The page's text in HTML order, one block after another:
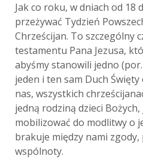
Jak co roku, w dniach od 18
przeżywać Tydzień
Chrześcijan. To szczególny
testamentu Pana Jezusa,
abyśmy stanowili jedno (por.
jeden i ten sam Duch
nas, wszystkich
jedną rodziną dzieci
mobilizować do modlitwy o
brakuje między nami
wspólnoty.